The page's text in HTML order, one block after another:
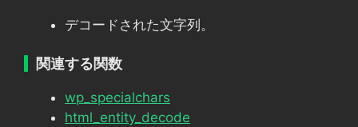
デコードされた文字列。
関連する関数
wp_specialchars
html_entity_decode